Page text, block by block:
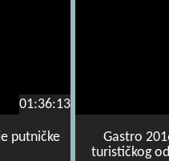
01:36:13
putničke
Gastro
turističkog